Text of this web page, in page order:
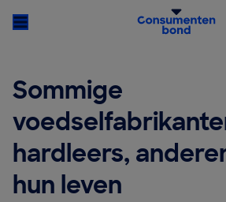
Sommige
hardleers,
hun leven